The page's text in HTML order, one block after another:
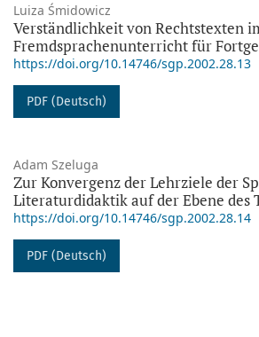
Luiza Śmidowicz
Verständlichkeit von Rechtstexten
Fremdsprachenunterricht für
https://doi.org/10.14746/sgp.2002.28.13
PDF (Deutsch)
Adam Szeluga
Zur Konvergenz der Lehrziele der
Literaturdidaktik auf der Ebene des
https://doi.org/10.14746/sgp.2002.28.14
PDF (Deutsch)